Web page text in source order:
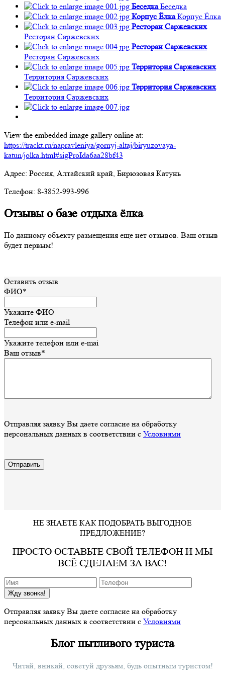
Беседка Беседка
Корпус Ёлка Корпус Ёлка
Ресторан Саржевских
Ресторан Саржевских
Ресторан Саржевских
Ресторан Саржевских
Территория Саржевских
Территория Саржевских
Территория Саржевских
Территория Саржевских
View the embedded image gallery online at:
https://trackt.ru/napravleniya/gornyj-altaj/biryuzovaya-
katun/jolka.html#sigProIda6aa28bf43
Адрес: Россия, Алтайский край, Бирюзовая Катунь
Телефон: 8-3852-993-996
Отзывы о базе отдыха ёлка
По данному объекту размещения еще нет отзывов. Ваш отзыв
будет первым!
Оставить отзыв
ФИО*
Укажите ФИО
Телефон или e-mail
Укажите телефон или e-mai
Ваш отзыв*
Отправляя заявку Вы даете согласие на обработку
персональных данных в соответствии с Условиями
НЕ ЗНАЕТЕ КАК ПОДОБРАТЬ ВЫГОДНОЕ
ПРЕДЛОЖЕНИЕ?
ПРОСТО ОСТАВЬТЕ СВОЙ ТЕЛЕФОН И МЫ
ВСЁ СДЕЛАЕМ ЗА ВАС!
Жду звонка!
Отправляя заявку Вы даете согласие на обработку
персональных данных в соответствии с Условиями
Блог пытливого туриста
Читай, вникай, советуй друзьям, будь опытным туристом!